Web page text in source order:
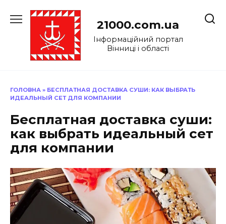
до
21000.com.ua
Інформаційний портал
Вінниці і області
ГОЛОВНА » БЕСПЛАТНАЯ ДОСТАВКА СУШИ: КАК ВЫБРАТЬ
ИДЕАЛЬНЫЙ СЕТ ДЛЯ КОМПАНИИ
Бесплатная доставка суши:
как выбрать идеальный сет
для компании